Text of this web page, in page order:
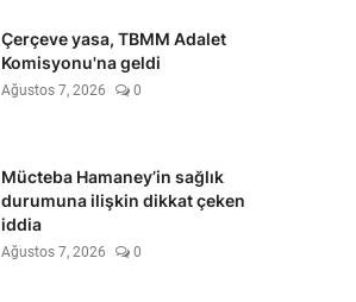
Çerçeve yasa, TBMM Adalet
Komisyonu'na geldi
Ağustos 7, 2026 0
Mücteba Hamaney’in sağlık
durumuna ilişkin dikkat çeken
iddia
Ağustos 7, 2026 0